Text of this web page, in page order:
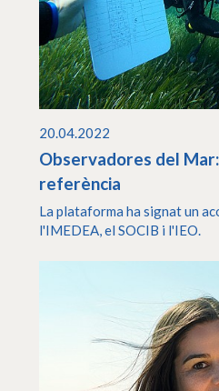
20.04.2022
Observadores del
referència
La plataforma ha signat un
l'IMEDEA, el SOCIB i l'IEO.